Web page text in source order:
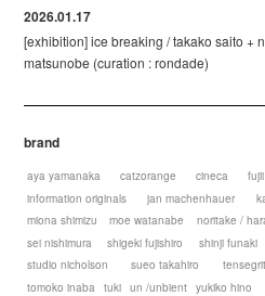
2026.01.17
[exhibition] ice breaking / takako saito +
matsunobe (curation : rondade)
brand
aya yamanaka catzorange cineca
information originals
jan machenhauer
miona shimizu
moe watanabe noritake /
sei nishimura
shigeki fujishiro shinji funaki
studio nicholson
sueo takahiro
tomoko inaba
tuki un /unbient yukiko hino